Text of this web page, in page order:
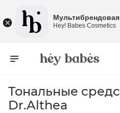
Тональные
Dr.Althea
Hey! Babes Cosmetics